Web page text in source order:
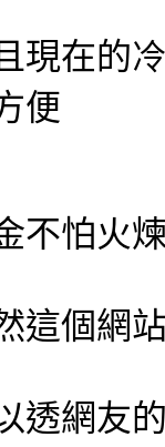
現在的
便
不怕火
這個網
透網友